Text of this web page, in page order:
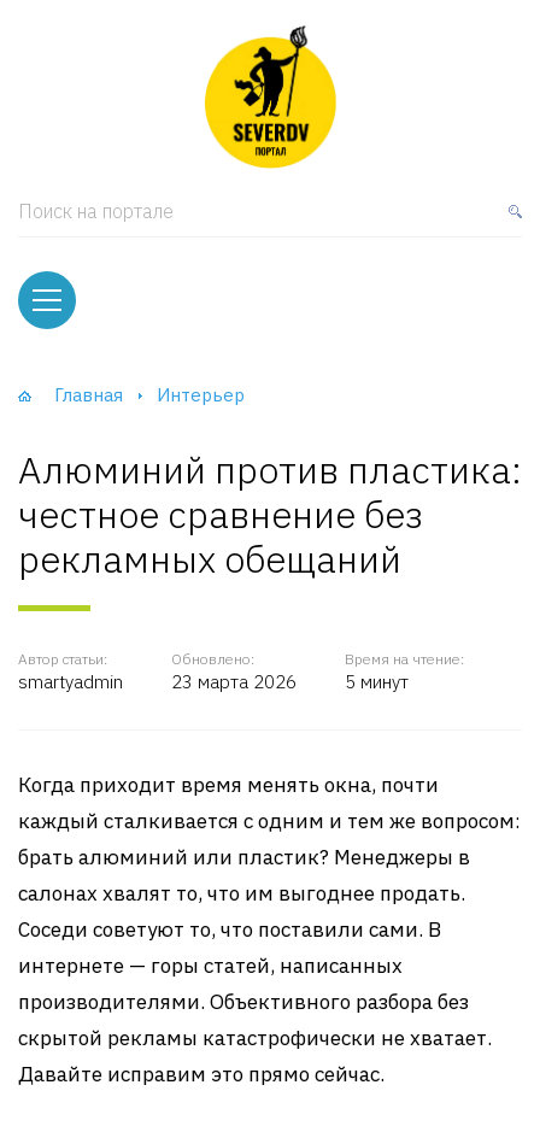
Поиск на портале
Главная Интерьер
Алюминий против пластика:
честное сравнение без
рекламных обещаний
Автор статьи:
smartyadmin
Обновлено:
23 марта 2026
Время на чтение:
5 минут
Когда приходит время менять окна, почти
каждый сталкивается с одним и тем же вопросом:
брать алюминий или пластик? Менеджеры в
салонах хвалят то, что им выгоднее продать.
Соседи советуют то, что поставили сами. В
интернете — горы статей, написанных
производителями. Объективного разбора без
скрытой рекламы катастрофически не хватает.
Давайте исправим это прямо сейчас.
и тумбы